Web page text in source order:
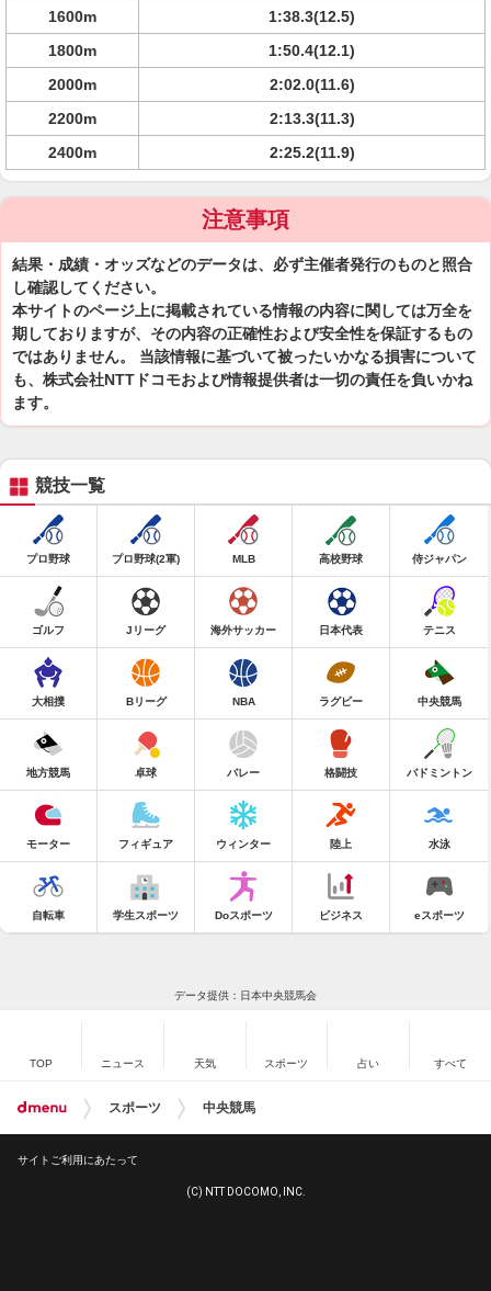
1600m
1:38.3(12.5)
1800m
1:50.4(12.1)
2000m
2:02.0(11.6)
2200m
2:13.3(11.3)
2400m
2:25.2(11.9)
注意事項
結果・成績・オッズなどのデータは、必ず主催者発行のものと照合
し確認してください。
本サイトのページ上に掲載されている情報の内容に関しては万全を
期しておりますが、その内容の正確性および安全性を保証するもの
ではありません。 当該情報に基づいて被ったいかなる損害について
も、株式会社NTTドコモおよび情報提供者は一切の責任を負いかね
ます。
競技一覧
プロ野球 プロ野球(2軍) MLB 高校野球 侍ジャパン
ゴルフ Jリーグ 海外サッカー 日本代表 テニス
大相撲 Bリーグ NBA ラグビー 中央競馬
地方競馬 卓球 バレー 格闘技 バドミントン
モーター フィギュア ウィンター 陸上 水泳
自転車 学生スポーツ Doスポーツ ビジネス eスポーツ
データ提供：日本中央競馬会
TOP ニュース 天気 スポーツ 占い すべて
スポーツ 中央競馬
サイトご利用にあたって
(C) NTT DOCOMO, INC.